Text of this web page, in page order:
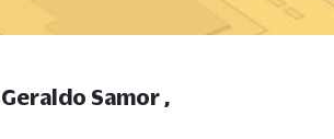
Geraldo Samor